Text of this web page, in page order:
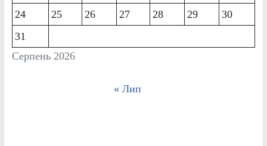
Серпень 2026
24
25 26 27 28 29
30
31
« Лип